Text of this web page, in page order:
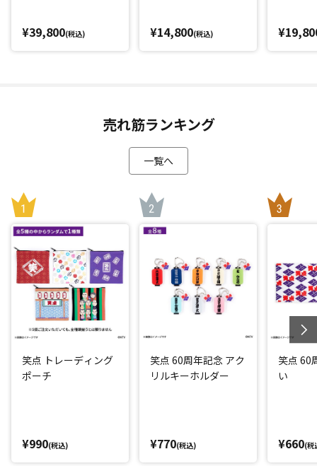
¥39,800(税込) ¥14,800(税込)
売れ筋ランキング
一覧へ
笑点 トレーディング
ポーチ
¥990(税込)
笑点 60周年記念 アク
リルキーホルダー
¥770(税込)
笑点 60
い
¥660(税